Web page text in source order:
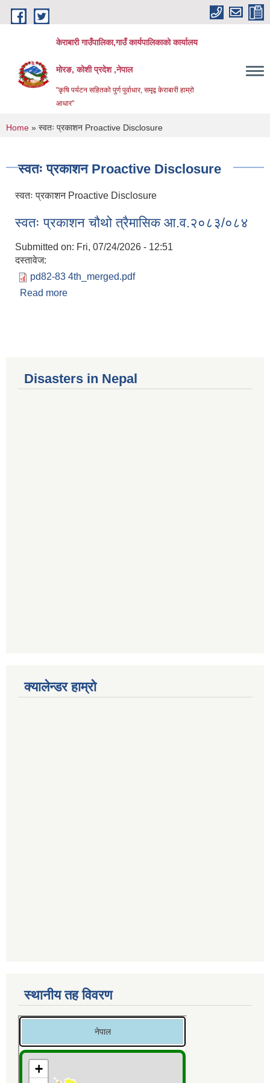
Skip to main content
केराबारी गाउँपालिका,गाउँ कार्यपालिकाको कार्यालय
मोरङ, कोशी प्रदेश ,नेपाल
"कृषि पर्यटन सहितको पुर्ण पुर्वाधार, समृद्व केराबारी हाम्रो
आधार"
You are here
Home » स्वतः प्रकाशन Proactive Disclosure
स्वतः प्रकाशन Proactive Disclosure
स्वतः प्रकाशन Proactive Disclosure
स्वतः प्रकाशन चौथो त्रैमासिक आ.व.२०८३/०८४
Submitted on: Fri, 07/24/2026 - 12:51
दस्तावेज:
pd82-83 4th_merged.pdf
Read more
Disasters in Nepal
क्यालेन्डर हाम्रो
स्थानीय तह विवरण